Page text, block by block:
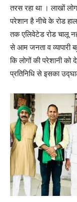
तरस रहा था । लाखों
परेशान है नीचे के रोड
तक एलिवेटेड रोड चालू
से आम जनता व व्यापारी
कि लोगों की परेशानी
प्रतिनिधि से इसका